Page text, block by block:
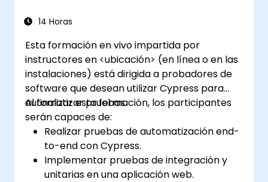
14 Horas
Esta formación en vivo impartida por
instructores en <ubicación> (en línea o en las
instalaciones) está dirigida a probadores de
software que desean utilizar Cypress para
automatizar pruebas.
Al finalizar esta formación, los participantes
serán capaces de:
Realizar pruebas de automatización end-
to-end con Cypress.
Implementar pruebas de integración y
unitarias en una aplicación web.